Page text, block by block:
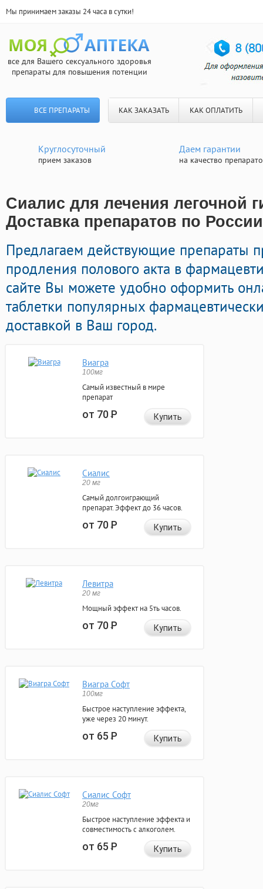
Мы принимаем заказы 24 часа в сутки!
все для Вашего сексуального здоровья
препараты для повышения потенции
ВСЕ ПРЕПАРАТЫ КАК ЗАКАЗАТЬ КАК ОПЛАТИТЬ
Круглосуточный
прием заказов
Даем гарантии
на качество
Сиалис для лечения легочной
Доставка препаратов по России
Предлагаем действующие препараты
продления полового акта в
сайте Вы можете удобно оформить
таблетки популярных
доставкой в Ваш город.
Виагра
100мг
Самый известный в мире
препарат
от 70Р Купить
Сиалис
20 мг
Самый долгоиграющий
препарат. Эффект до 36 часов.
от 70Р Купить
Левитра
20 мг
Мощный эффект на 5ть часов.
от 70Р Купить
Виагра Софт
100мг
Быстрое наступление эффекта,
уже через 20 минут.
от 65Р Купить
Сиалис Софт
20мг
Быстрое наступление эффекта и
совместимость с алкоголем.
от 65Р Купить